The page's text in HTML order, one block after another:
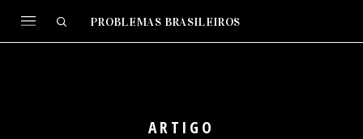
PROBLEMAS BRASILEIROS
ARTIGO